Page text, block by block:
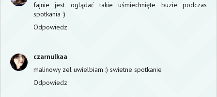
fajnie jest oglądać takie uśmiechnięte buzie podczas
spotkania :)
Odpowiedz
czarnulkaa
malinowy zel uwielbiam :) swietne spotkanie
Odpowiedz